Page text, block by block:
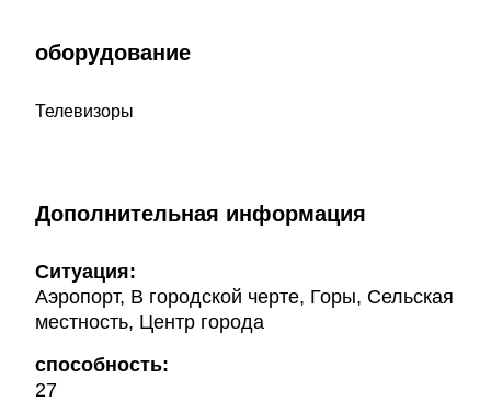
оборудование
Телевизоры
Дополнительная информация
Ситуация:
Аэропорт, В городской черте, Горы, Сельская
местность, Центр города
способность:
27